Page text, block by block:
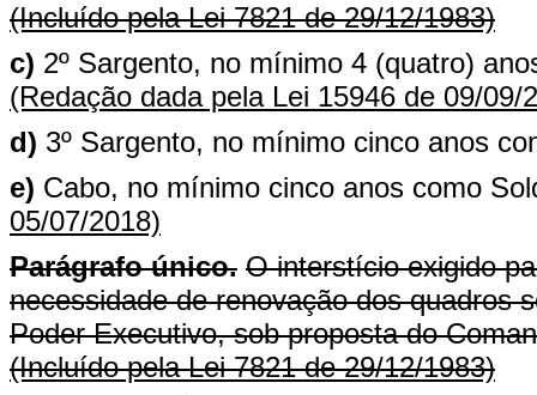
(Incluído pela Lei 7821 de 29/12/1983)
c) 2º Sargento, no mínimo 4 (quatro)
(Redação dada pela Lei 15946 de 09/09/
d) 3º Sargento, no mínimo cinco anos
e) Cabo, no mínimo cinco anos como
05/07/2018)
Parágrafo único. O interstício exigido
necessidade de renovação dos quadros
Poder Executivo, sob proposta do
(Incluído pela Lei 7821 de 29/12/1983)